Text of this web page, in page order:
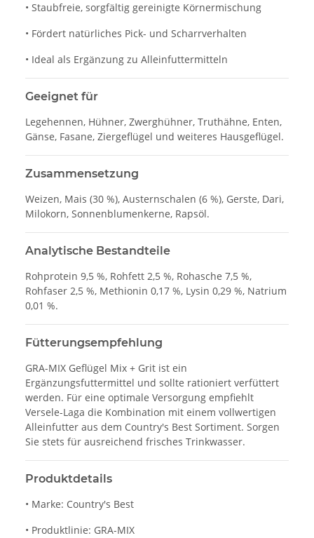
• Staubfreie, sorgfältig gereinigte Körnermischung
• Fördert natürliches Pick- und Scharrverhalten
• Ideal als Ergänzung zu Alleinfuttermitteln
Geeignet für
Legehennen, Hühner, Zwerghühner, Truthähne, Enten,
Gänse, Fasane, Ziergeflügel und weiteres Hausgeflügel.
Zusammensetzung
Weizen, Mais (30 %), Austernschalen (6 %), Gerste, Dari,
Milokorn, Sonnenblumenkerne, Rapsöl.
Analytische Bestandteile
Rohprotein 9,5 %, Rohfett 2,5 %, Rohasche 7,5 %,
Rohfaser 2,5 %, Methionin 0,17 %, Lysin 0,29 %, Natrium
0,01 %.
Fütterungsempfehlung
GRA-MIX Geflügel Mix + Grit ist ein
Ergänzungsfuttermittel und sollte rationiert verfüttert
werden. Für eine optimale Versorgung empfiehlt
Versele-Laga die Kombination mit einem vollwertigen
Alleinfutter aus dem Country's Best Sortiment. Sorgen
Sie stets für ausreichend frisches Trinkwasser.
Produktdetails
• Marke: Country's Best
• Produktlinie: GRA-MIX